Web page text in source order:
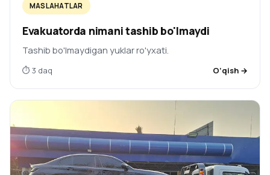
MASLAHATLAR
Evakuatorda nimani tashib bo'lmaydi
Tashib bo'lmaydigan yuklar ro'yxati.
⏱ 3 daq O‘qish →